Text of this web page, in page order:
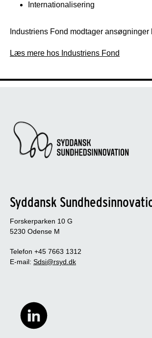
Internationalisering
Industriens Fond modtager ansøgninger
Læs mere hos Industriens Fond
Syddansk
Forskerparken 10 G
5230 Odense M
Telefon +45 7663 1312
E-mail: Sdsi@rsyd.dk